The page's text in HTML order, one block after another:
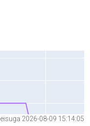
2026-08-09 15:14:05